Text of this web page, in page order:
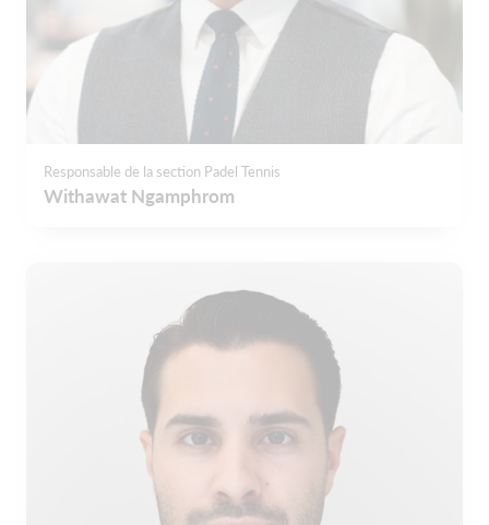
Responsable de la section Padel Tennis
Withawat Ngamphrom